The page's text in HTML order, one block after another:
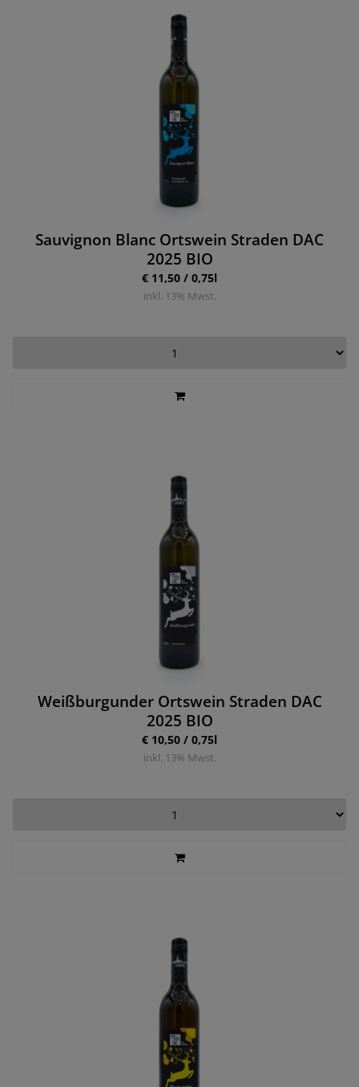
Sauvignon Blanc Ortswein Straden DAC
2025 BIO
€ 11,50 / 0,75l
inkl. 13% Mwst.
Weißburgunder Ortswein Straden DAC
2025 BIO
€ 10,50 / 0,75l
inkl. 13% Mwst.